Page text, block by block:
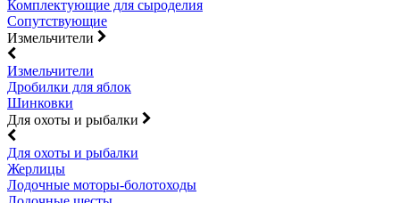
Комплектующие для сыроделия
Сопутствующие
Измельчители
Измельчители
Дробилки для яблок
Шинковки
Для охоты и рыбалки
Для охоты и рыбалки
Жерлицы
Лодочные моторы-болотоходы